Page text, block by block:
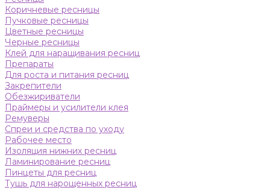
Коричневые ресницы
Пучковые ресницы
Цветные ресницы
Черные ресницы
Клей для наращивания ресниц
Препараты
Для роста и питания ресниц
Закрепители
Обезжириватели
Праймеры и усилители клея
Ремуверы
Спреи и средства по уходу
Рабочее место
Изоляция нижних ресниц
Ламинирование ресниц
Пинцеты для ресниц
Тушь для нарощенных ресниц